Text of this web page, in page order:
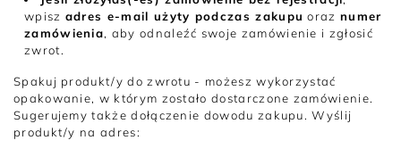
wpisz adres e-mail użyty podczas zakupu oraznumer
zamówienia, aby odnaleźć swoje zamówienie i zgłosić
zwrot.
Spakuj produkt/y do zwrotu - możesz wykorzystać
opakowanie, w którym zostało dostarczone zamówienie.
Sugerujemy także dołączenie dowodu zakupu. Wyślij
produkt/y na adres: